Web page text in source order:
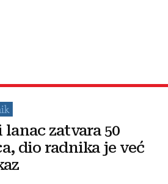
zatvara 50
dio radnika je već